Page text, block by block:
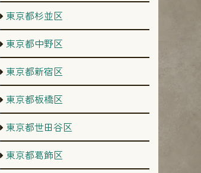
東京都杉並区
東京都中野区
東京都新宿区
東京都板橋区
東京都世田谷区
東京都葛飾区